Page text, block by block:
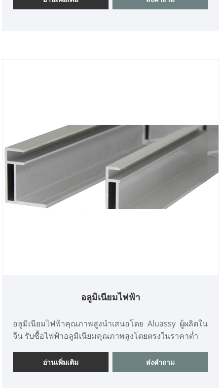
อลูมิเนียมไฟฟ้า
อลูมิเนียมไฟฟ้าคุณภาพสูงนำเสนอโดย Aluassy ผู้ผลิตใน
จีน รับซื้อไฟฟ้าอลูมิเนียมคุณภาพสูงโดยตรงในราคาต่ำ
อ่านเพิ่มเติม ส่งคำถาม